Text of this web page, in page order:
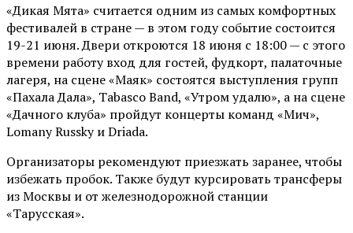
«Дикая Мята» считается одним из самых комфортных
фестивалей в стране — в этом году событие состоится
19-21 июня. Двери откроются 18 июня с 18:00 — с этого
времени работу вход для гостей, фудкорт, палаточные
лагеря, на сцене «Маяк» состоятся выступления групп
«Пахала Дала», Tabasco Band, «Утром удалю», а на сцене
«Дачного клуба» пройдут концерты команд «Мич»,
Lomany Russky и Driada.
Организаторы рекомендуют приезжать заранее, чтобы
избежать пробок. Также будут курсировать трансферы
из Москвы и от железнодорожной станции
«Тарусская».